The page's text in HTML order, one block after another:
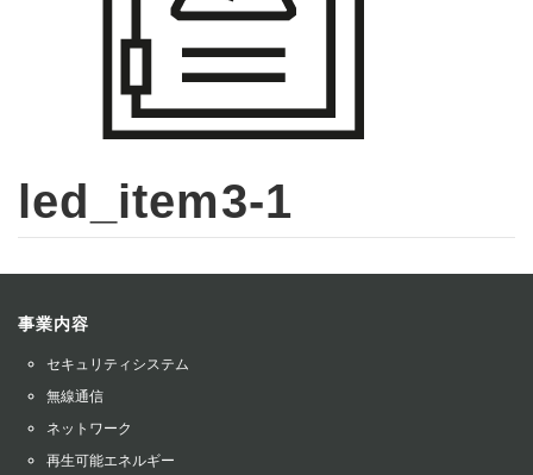
led_item3-1
事業内容
セキュリティシステム
無線通信
ネットワーク
再生可能エネルギー